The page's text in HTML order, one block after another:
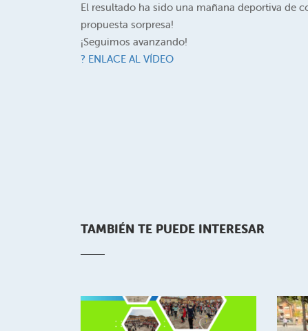
El resultado ha sido una mañana deportiva de
propuesta sorpresa!
¡Seguimos avanzando!
? ENLACE AL VÍDEO
TAMBIÉN TE PUEDE INTERESAR